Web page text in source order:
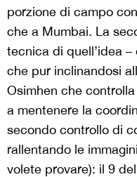
porzione di campo
che a Mumbai. La
tecnica di quell’idea
che pur inclinandosi
Osimhen che
a mentenere la
secondo controllo di
rallentando le
volete provare): il 9